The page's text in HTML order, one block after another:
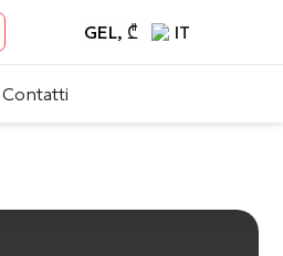
GEL, ₾ IT
Contatti